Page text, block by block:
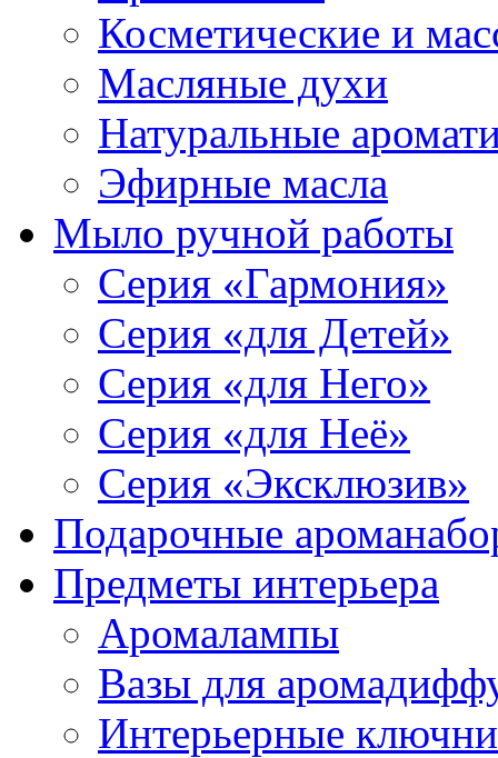
Косметические и
Масляные духи
Натуральные
Эфирные масла
Мыло ручной работы
Серия «Гармония»
Серия «для Детей»
Серия «для Него»
Серия «для Неё»
Серия «Эксклюзив»
Подарочные
Предметы интерьера
Аромалампы
Вазы для
Интерьерные